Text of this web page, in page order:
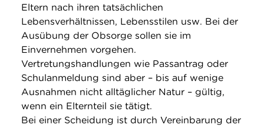
Eltern nach ihren tatsächlichen
Lebensverhältnissen, Lebensstilen usw. Bei der
Ausübung der Obsorge sollen sie im
Einvernehmen vorgehen.
Vertretungshandlungen wie Passantrag oder
Schulanmeldung sind aber – bis auf wenige
Ausnahmen nicht alltäglicher Natur – gültig,
wenn ein Elternteil sie tätigt.
Bei einer Scheidung ist durch Vereinbarung der